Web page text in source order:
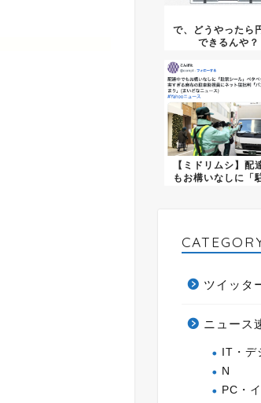
で、どうやったら
できるんや？
【ミドリムシ】配
もお構いなしに「
ツイッタ
ニュース
IT・デ
N
PC・